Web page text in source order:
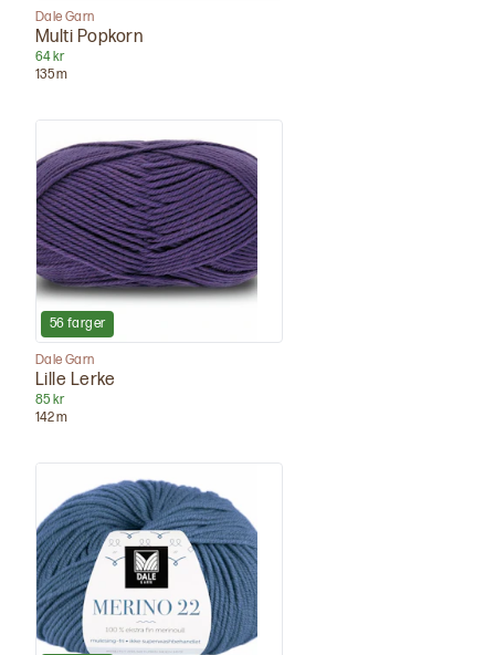
Dale Garn
Multi Popkorn
64 kr
135m
56 farger
Dale Garn
Lille Lerke
85 kr
142m